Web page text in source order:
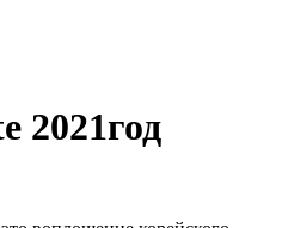
2021год